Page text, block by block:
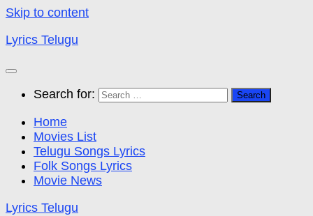
Skip to content
Lyrics Telugu
Search for:
Home
Movies List
Telugu Songs Lyrics
Folk Songs Lyrics
Movie News
Lyrics Telugu